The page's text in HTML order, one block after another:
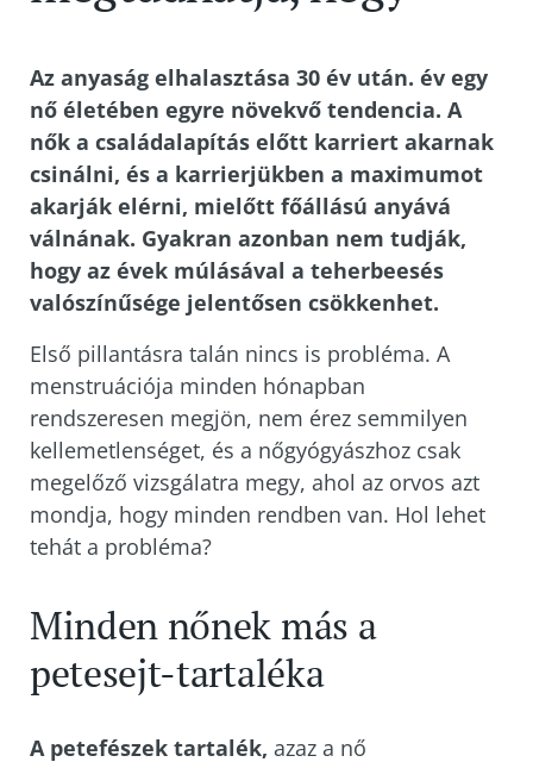
Az anyaság elhalasztása 30 év után. év egy
nő életében egyre növekvő tendencia. A
nők a családalapítás előtt karriert akarnak
csinálni, és a karrierjükben a maximumot
akarják elérni, mielőtt főállású anyává
válnának. Gyakran azonban nem tudják,
hogy az évek múlásával a teherbeesés
valószínűsége jelentősen csökkenhet.
Első pillantásra talán nincs is probléma. A
menstruációja minden hónapban
rendszeresen megjön, nem érez semmilyen
kellemetlenséget, és a nőgyógyászhoz csak
megelőző vizsgálatra megy, ahol az orvos azt
mondja, hogy minden rendben van. Hol lehet
tehát a probléma?
Minden nőnek más a
petesejt-tartaléka
A petefészek tartalék, azaz a nő